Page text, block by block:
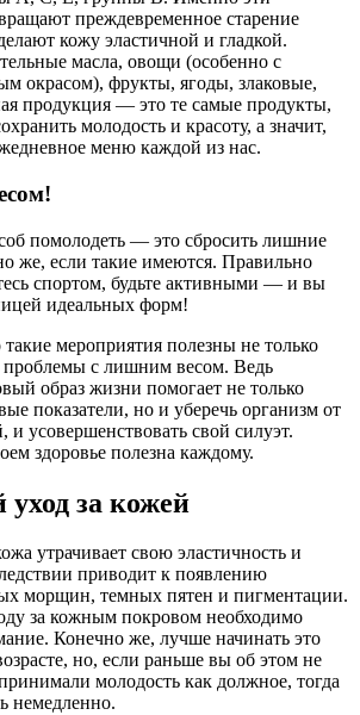
преждевременное старение
кожу эластичной и гладкой.
масла, овощи (особенно с
окрасом), фрукты, ягоды, злаковые,
продукция — это те самые продукты,
молодость и красоту, а значит,
меню каждой из нас.
помолодеть — это сбросить лишние
же, если такие имеются. Правильно
спортом, будьте активными — и вы
идеальных форм!
мероприятия полезны не только
проблемы с лишним весом. Ведь
образ жизни помогает не только
показатели, но и уберечь организм от
и усовершенствовать свой силуэт.
здоровье полезна каждому.
за кожей
утрачивает свою эластичность и
приводит к появлению
морщин, темных пятен и пигментации.
за кожным покровом необходимо
Конечно же, лучше начинать это
но, если раньше вы об этом не
молодость как должное, тогда
немедленно.